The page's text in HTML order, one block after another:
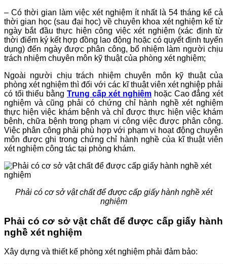
– Có thời gian làm việc xét nghiệm ít nhất là 54 tháng kể cả
thời gian học (sau đại học) về chuyên khoa xét nghiệm kể từ
ngày bắt đầu thực hiện công việc xét nghiệm (xác định từ
thời điểm ký kết hợp đồng lao động hoặc có quyết định tuyển
dụng) đến ngày được phân công, bổ nhiệm làm người chịu
trách nhiệm chuyên môn kỹ thuật của phòng xét nghiệm;
Ngoài người chịu trách nhiệm chuyên môn kỹ thuật của
phòng xét nghiệm thì đối với các kĩ thuật viên xét nghiệp phải
có tối thiểu bằng Trung cấp xét nghiệm hoặc Cao đẳng xét
nghiệm và cũng phải có chứng chỉ hành nghề xét nghiệm
thực hiện việc khám bệnh và chỉ được thực hiện việc khám
bệnh, chữa bệnh trong phạm vi công việc được phân công.
Việc phân công phải phù hợp với phạm vi hoạt động chuyên
môn được ghi trong chứng chỉ hành nghề của kĩ thuật viên
xét nghiệm công tác tại phòng khám.
Phải có cơ sở vật chất để được cấp giấy hành nghề xét
nghiệm
Phải có cơ sở vật chất để được cấp giấy hành
nghề xét nghiệm
Xây dựng và thiết kế phòng xét nghiệm phải đảm bảo: